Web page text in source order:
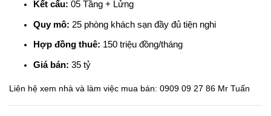
Kết cấu: 05 Tầng + Lửng
Quy mô: 25 phòng khách sạn đầy đủ tiện nghi
Hợp đồng thuê: 150 triệu đồng/tháng
Giá bán: 35 tỷ
Liên hệ xem nhà và làm việc mua bán: 0909 09 27 86 Mr Tuấn